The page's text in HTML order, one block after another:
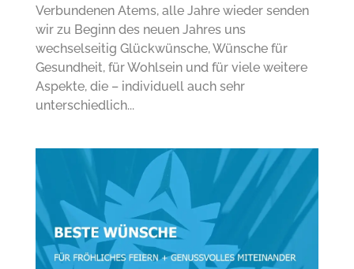
Verbundenen Atems, alle Jahre wieder senden
wir zu Beginn des neuen Jahres uns
wechselseitig Glückwünsche, Wünsche für
Gesundheit, für Wohlsein und für viele weitere
Aspekte, die – individuell auch sehr
unterschiedlich...